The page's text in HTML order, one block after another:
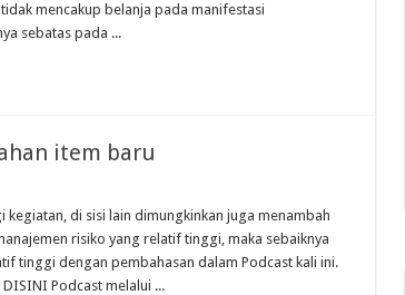
mencakup belanja pada manifestasi
sebatas pada ...
item baru
di sisi lain dimungkinkan juga menambah
risiko yang relatif tinggi, maka sebaiknya
tinggi dengan pembahasan dalam Podcast kali ini.
Podcast melalui ...